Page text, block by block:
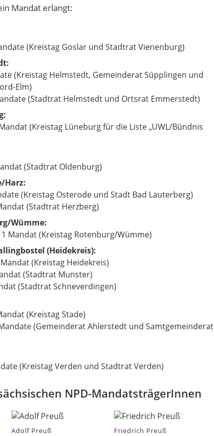
Mandat erlangt:
(Kreistag Goslar und Stadtrat Vienenburg)
(Kreistag Helmstedt, Gemeinderat Süpplingen und
Elm)
(Stadtrat Helmstedt und Ortsrat Emmerstedt)
(Kreistag Lüneburg für die Liste „UWL/Bündnis
(Stadtrat Oldenburg)
Harz:
(Kreistag Osterode und Stadt Bad Lauterberg)
(Stadtrat Herzberg)
Wümme:
Mandat (Kreistag Rotenburg/Wümme)
(Heidekreis):
(Kreistag Heidekreis)
(Stadtrat Munster)
(Stadtrat Schneverdingen)
(Kreistag Stade)
(Gemeinderat Ahlerstedt und Samtgemeinderat
(Kreistag Verden und Stadtrat Verden)
NPD-MandatsträgerInnen
Adolf Preuß Friedrich Preuß